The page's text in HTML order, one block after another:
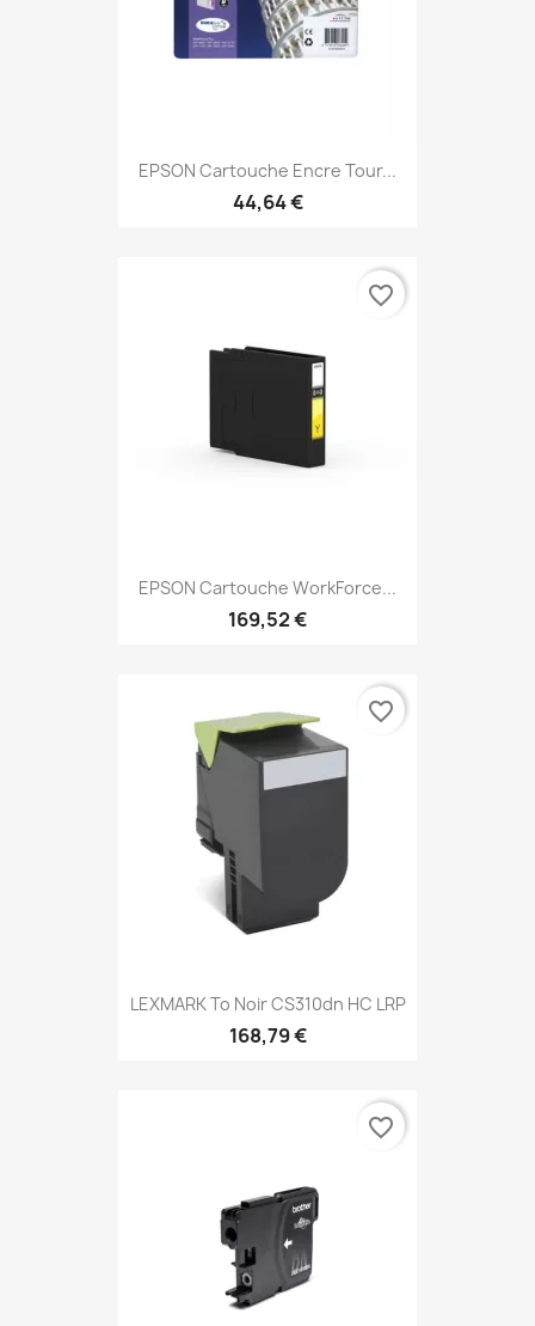
EPSON Cartouche Encre Tour...
44,64 €
EPSON Cartouche WorkForce...
169,52 €
favorite_border
LEXMARK To Noir CS310dn HC LRP
168,79 €
favorite_border
favorite_border